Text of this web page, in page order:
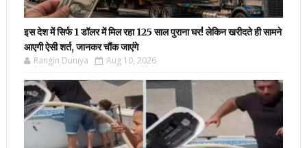
इस देश में सिर्फ 1 डॉलर में मिल रहा 125 साल पुराना घर! लेकिन खरीदते ही सामने
आएगी ऐसी शर्त, जानकर चौंक जाएंगे
Rangin Duniya Aug 10, 2026